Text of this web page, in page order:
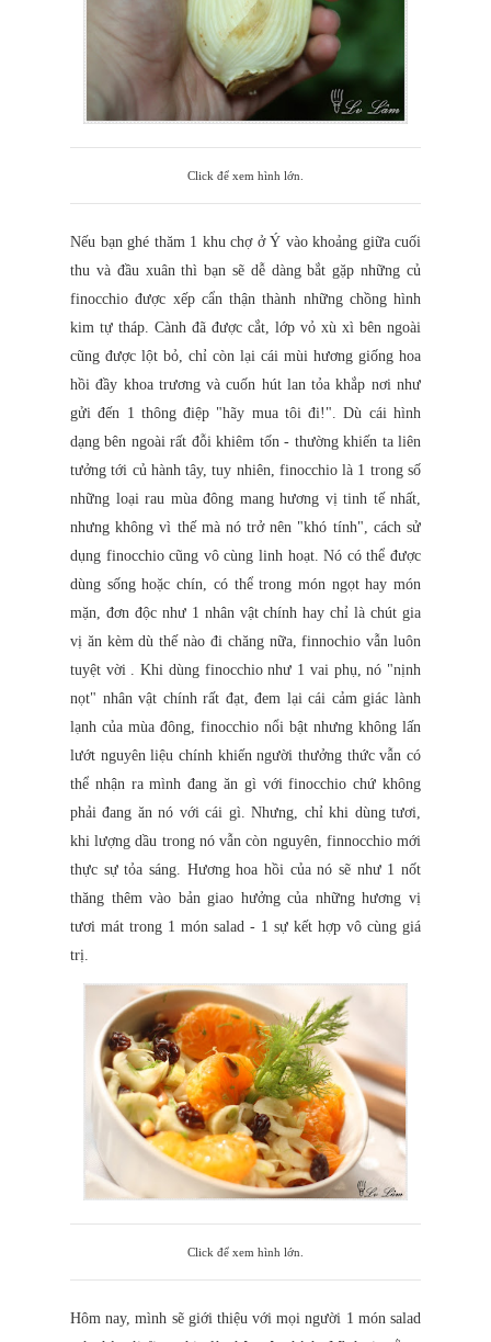
Click để xem hình lớn.
Nếu bạn ghé thăm 1 khu chợ ở Ý vào khoảng giữa cuối
thu và đầu xuân thì bạn sẽ dễ dàng bắt gặp những củ
finocchio được xếp cẩn thận thành những chồng hình
kim tự tháp. Cành đã được cắt, lớp vỏ xù xì bên ngoài
cũng được lột bỏ, chỉ còn lại cái mùi hương giống hoa
hồi đầy khoa trương và cuốn hút lan tỏa khắp nơi như
gửi đến 1 thông điệp "hãy mua tôi đi!". Dù cái hình
dạng bên ngoài rất đỗi khiêm tốn - thường khiến ta liên
tưởng tới củ hành tây, tuy nhiên, finocchio là 1 trong số
những loại rau mùa đông mang hương vị tinh tế nhất,
nhưng không vì thế mà nó trở nên "khó tính", cách sử
dụng finocchio cũng vô cùng linh hoạt. Nó có thể được
dùng sống hoặc chín, có thể trong món ngọt hay món
mặn, đơn độc như 1 nhân vật chính hay chỉ là chút gia
vị ăn kèm dù thế nào đi chăng nữa, finnochio vẫn luôn
tuyệt vời . Khi dùng finocchio như 1 vai phụ, nó "nịnh
nọt" nhân vật chính rất đạt, đem lại cái cảm giác lành
lạnh của mùa đông, finocchio nổi bật nhưng không lấn
lướt nguyên liệu chính khiến người thưởng thức vẫn có
thể nhận ra mình đang ăn gì với finocchio chứ không
phải đang ăn nó với cái gì. Nhưng, chỉ khi dùng tươi,
khi lượng dầu trong nó vẫn còn nguyên, finnocchio mới
thực sự tỏa sáng. Hương hoa hồi của nó sẽ như 1 nốt
thăng thêm vào bản giao hưởng của những hương vị
tươi mát trong 1 món salad - 1 sự kết hợp vô cùng giá
trị.
Click để xem hình lớn.
Hôm nay, mình sẽ giới thiệu với mọi người 1 món salad